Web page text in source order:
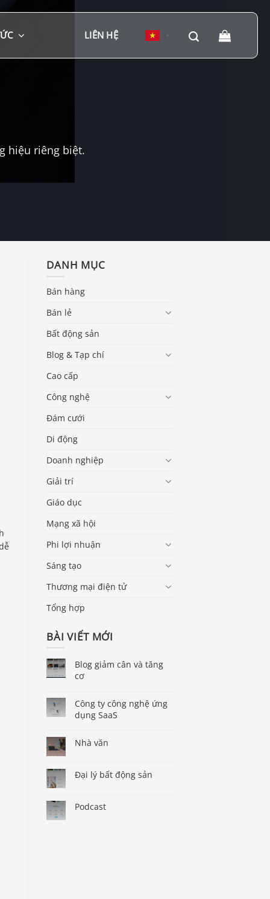
LIÊN HỆ
hiệu riêng biệt.
DANH MỤC
Bán hàng
Bán lẻ
Bất động sản
Blog & Tạp chí
Cao cấp
Công nghệ
Đám cưới
Di động
Doanh nghiệp
Giải trí
Giáo dục
Mạng xã hội
Phi lợi nhuận
Sáng tạo
Thương mại điện tử
Tổng hợp
BÀI VIẾT MỚI
Blog giảm cân và tăng
cơ
Công ty công nghệ ứng
dụng SaaS
Nhà văn
Đại lý bất động sản
Podcast